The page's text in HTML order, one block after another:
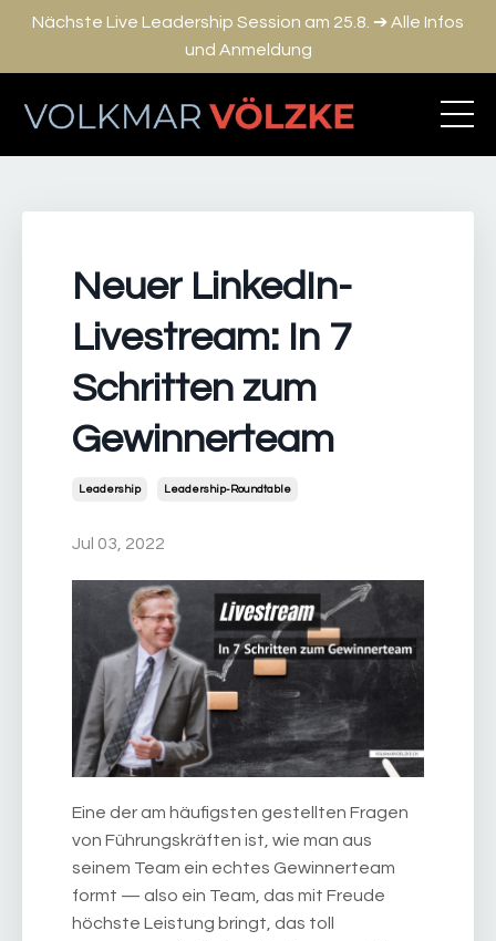
Nächste Live Leadership Session am 25.8. ➔ Alle Infos
und Anmeldung
Neuer LinkedIn-
Livestream: In 7
Schritten zum
Gewinnerteam
Leadership Leadership-Roundtable
Jul 03, 2022
Eine der am häufigsten gestellten Fragen
von Führungskräften ist, wie man aus
seinem Team ein echtes Gewinnerteam
formt — also ein Team, das mit Freude
höchste Leistung bringt, das toll